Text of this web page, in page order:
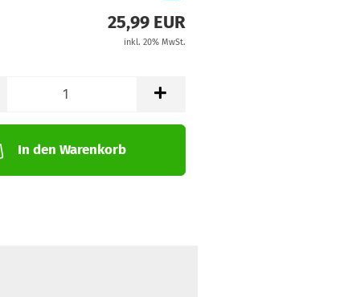
25,99 EUR
inkl. 20% MwSt.
In den Warenkorb